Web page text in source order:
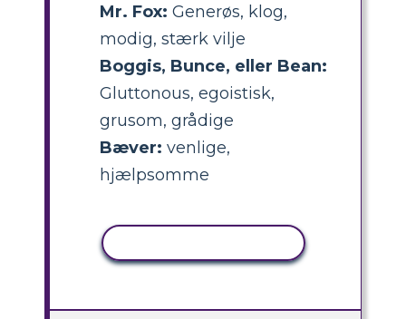
Mr. Fox: Generøs, klog,
modig, stærk vilje
Boggis, Bunce, eller Bean:
Gluttonous, egoistisk,
grusom, grådige
Bæver: venlige,
hjælpsomme